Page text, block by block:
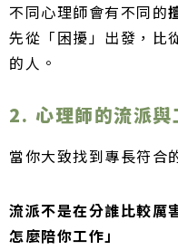
不同心理師會有不同的
先從「困擾」出發，比
的人。
2. 心理師的流派與
當你大致找到專長符合
流派不是在分誰比較厲
怎麼陪你工作」